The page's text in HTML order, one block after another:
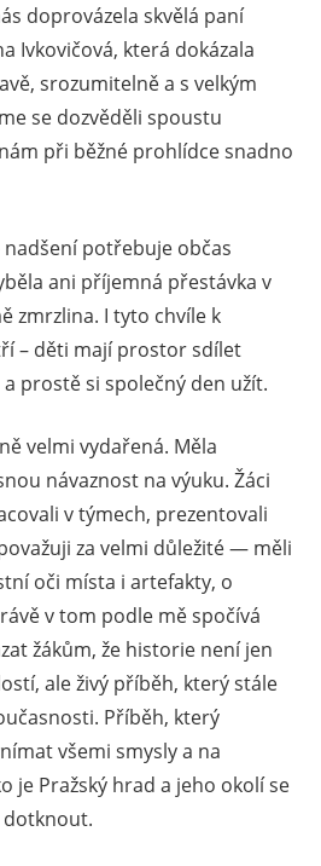
doprovázela skvělá paní
Ivkovičová, která dokázala
srozumitelně a s velkým
se dozvěděli spoustu
při běžné prohlídce snadno
potřebuje občas
ani příjemná přestávka v
zmrzlina. I tyto chvíle k
– děti mají prostor sdílet
prostě si společný den užít.
velmi vydařená. Měla
návaznost na výuku. Žáci
v týmech, prezentovali
za velmi důležité — měli
oči místa i artefakty, o
v tom podle mě spočívá
žákům, že historie není jen
ale živý příběh, který stále
Příběh, který
všemi smysly a na
je Pražský hrad a jeho okolí se
dotknout.